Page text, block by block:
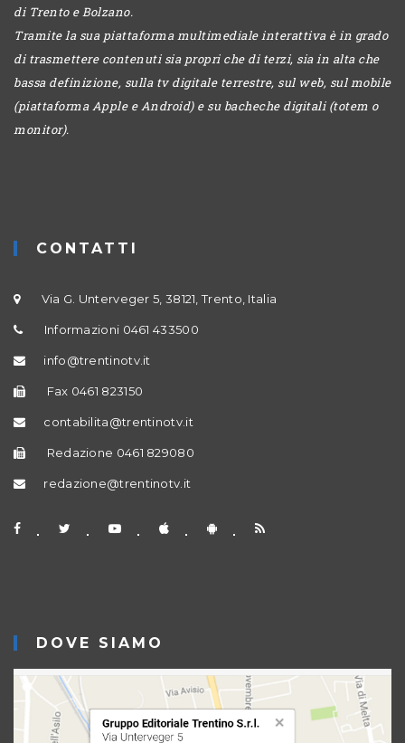
di Trento e Bolzano.
Tramite la sua piattaforma multimediale interattiva è in grado
di trasmettere contenuti sia propri che di terzi, sia in alta che
bassa definizione, sulla tv digitale terrestre, sul web, sul mobile
(piattaforma Apple e Android) e su bacheche digitali (totem o
monitor).
CONTATTI
Via G. Unterveger 5, 38121, Trento, Italia
Informazioni 0461 433500
info@trentinotv.it
Fax 0461 823150
contabilita@trentinotv.it
Redazione 0461 829080
redazione@trentinotv.it
DOVE SIAMO